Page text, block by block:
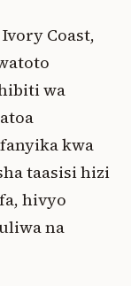
Coast,
wa
kwa
taasisi hizi
hivyo
na